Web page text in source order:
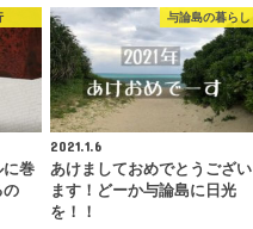
に巻
の
与論島の暮らし
2021.1.6
あけましておめでとうござい
ます！どーか与論島に日光
を！！